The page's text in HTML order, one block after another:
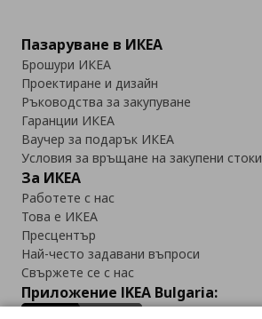
Пазаруване в ИКЕА
Брошури ИКЕА
Проектиране и дизайн
Ръководства за закупуване
Гаранции ИКЕА
Ваучер за подарък ИКЕА
Условия за връщане на закупени стоки
За ИКЕА
Работете с нас
Това е ИКЕА
Пресцентър
Най-често задавани въпроси
Свържете се с нас
Приложение IKEA Bulgaria: